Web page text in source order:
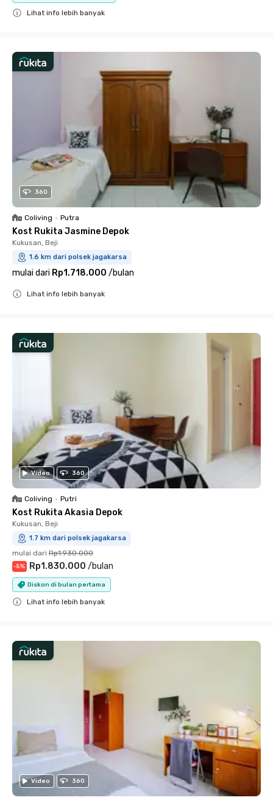
Lihat info lebih banyak
360
Coliving • Putra
Kost Rukita Jasmine Depok
Kukusan, Beji
1.6 km dari polsek jagakarsa
mulai dari Rp1.718.000 /bulan
Lihat info lebih banyak
Video 360
Coliving • Putri
Kost Rukita Akasia Depok
Kukusan, Beji
1.7 km dari polsek jagakarsa
mulai dari Rp1.930.000
-5% Rp1.830.000 /bulan
Diskon di bulan pertama
Lihat info lebih banyak
Video 360